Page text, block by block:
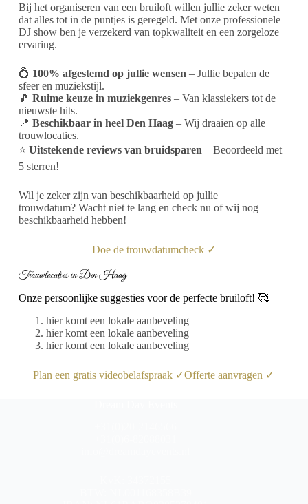
Bij het organiseren van een bruiloft willen jullie zeker weten
dat alles tot in de puntjes is geregeld. Met onze professionele
DJ show ben je verzekerd van topkwaliteit en een zorgeloze
ervaring.
💍 100% afgestemd op jullie wensen – Jullie bepalen de
sfeer en muziekstijl.
🎵 Ruime keuze in muziekgenres– Van klassiekers tot de
nieuwste hits.
📍 Beschikbaar in heel Den Haag– Wij draaien op alle
trouwlocaties.
⭐ Uitstekende reviews van bruidsparen – Beoordeeld met
5 sterren!
Wil je zeker zijn van beschikbaarheid op jullie
trouwdatum? Wacht niet te lang en check nu of wij nog
beschikbaarheid hebben!
Doe de trouwdatumcheck ✓
Trouwlocaties in Den Haag
Onze persoonlijke suggesties voor de perfecte bruiloft! 🥰
hier komt een lokale aanbeveling
hier komt een lokale aanbeveling
hier komt een lokale aanbeveling
Plan een gratis videobelafspraak ✓Offerte aanvragen ✓